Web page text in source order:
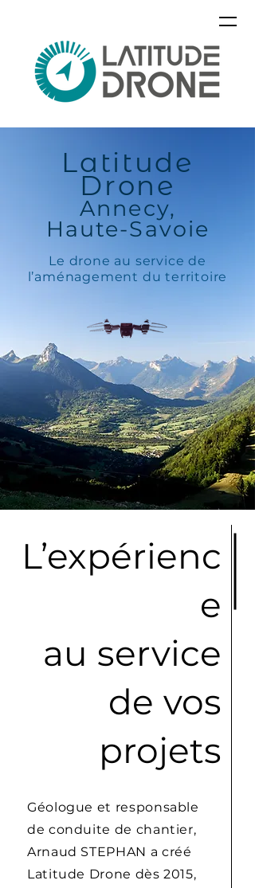
Latitude
Drone
Annecy,
Haute-Savoie
Le drone au service de
l’aménagement du territoire
L’expérienc
e
au service
de vos
projets
Géologue et responsable
de conduite de chantier,
Arnaud STEPHAN a créé
Latitude Drone dès 2015,